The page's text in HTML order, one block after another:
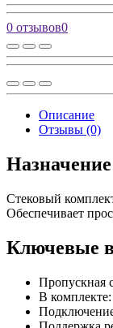
0 отзывов0
Описание
Отзывы (0)
Назначение
Стековый
Обеспечивает
Ключевые
Пропускная
В комплекте: